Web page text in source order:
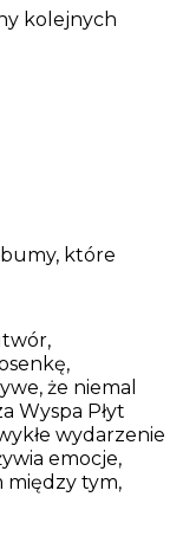
kolejnych
które
że niemal
Wyspa Płyt
wydarzenie
emocje,
między tym,